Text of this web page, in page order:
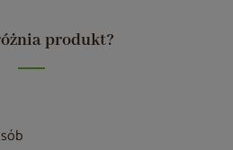
produkt?